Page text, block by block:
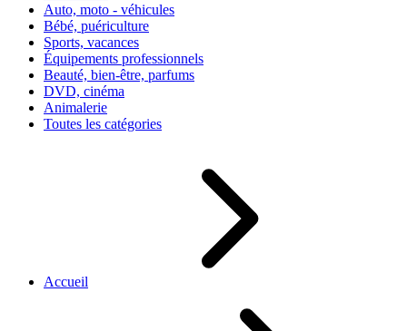
Auto, moto - véhicules
Bébé, puériculture
Sports, vacances
Équipements professionnels
Beauté, bien-être, parfums
DVD, cinéma
Animalerie
Toutes les catégories
Accueil